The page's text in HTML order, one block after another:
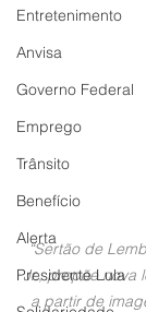
Entretenimento
Anvisa
Governo Federal
Emprego
Trânsito
Benefício
Alerta
Presidente Lula
“Sertão de
Jr., propõe nova
a partir de